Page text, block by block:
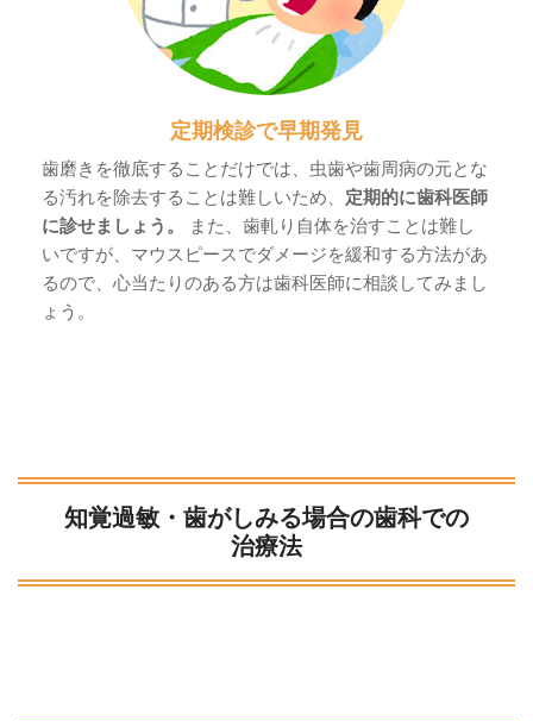
定期検診で早期発見
歯磨きを徹底することだけでは、虫歯や歯周病の元とな
る汚れを除去することは難しいため、 定期的に歯科医師
に診せましょう。
また、歯軋り自体を治すことは難し
いですが、マウスピースでダメージを緩和する方法があ
るので、心当たりのある方は歯科医師に相談してみまし
ょう。
知覚過敏・歯がしみる場合の歯科での
治療法